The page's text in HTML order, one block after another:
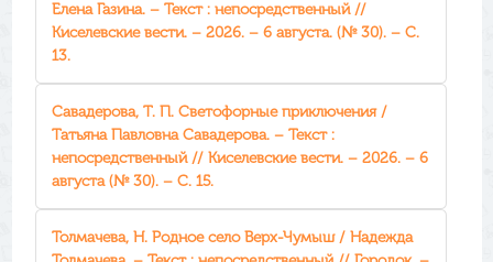
Елена Газина. – Текст : непосредственный //
Киселевские вести. – 2026. – 6 августа. (№ 30). – С.
13.
Савадерова, Т. П. Светофорные приключения /
Татьяна Павловна Савадерова. – Текст :
непосредственный // Киселевские вести. – 2026. – 6
августа (№ 30). – С. 15.
Толмачева, Н. Родное село Верх-Чумыш / Надежда